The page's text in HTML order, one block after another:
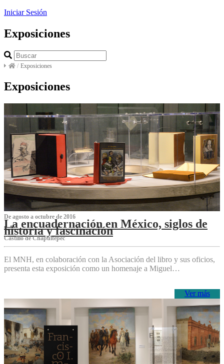
Iniciar Sesión
Exposiciones
/ Exposiciones
Exposiciones
De agosto a octubre de 2016
La encuadernación en México, siglos de
historia y fascinación
Castillo de Chapultepec
El MNH, en colaboración con la Asociación del libro y sus oficios,
presenta esta exposición como un homenaje a Miguel…
Ver más